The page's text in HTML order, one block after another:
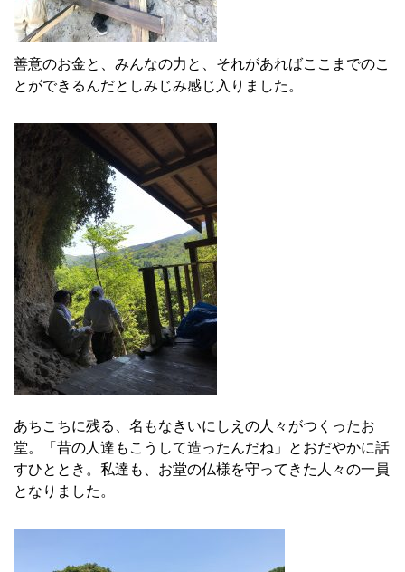
善意のお金と、みんなの力と、それがあればここまでのこ
とができるんだとしみじみ感じ入りました。
あちこちに残る、名もなきいにしえの人々がつくったお
堂。「昔の人達もこうして造ったんだね」とおだやかに話
すひととき。私達も、お堂の仏様を守ってきた人々の一員
となりました。